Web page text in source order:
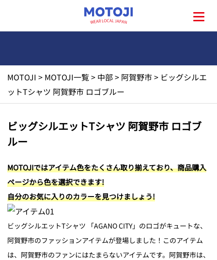
HOME
お問い合わせ
MOTOJI > MOTOJI一覧> 中部> 阿賀野市> ビッグシルエ
ットTシャツ 阿賀野市 ロゴブルー
ビッグシルエットTシャツ 阿賀野市 ロゴブ
ルー
MOTOJIではアイテム色をたくさん取り揃えており、商品購入
ページから色を選択できます!
自分のお気に入りのカラーを見つけましょう!
ビッグシルエットTシャツ 「AGANO CITY」のロゴがキュートな、
阿賀野市のファッションアイテムが登場しました！このアイテム
は、阿賀野市のファンにはたまらないアイテムです。阿賀野市は、